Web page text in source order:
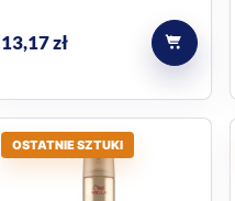
13,17zł
OSTATNIE SZTUKI